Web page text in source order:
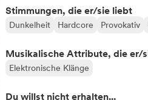
Stimmungen, die er/sie liebt
Dunkelheit Hardcore Provokativ
Musikalische Attribute, die er/
Elektronische Klänge
Du willst nicht erhalten...